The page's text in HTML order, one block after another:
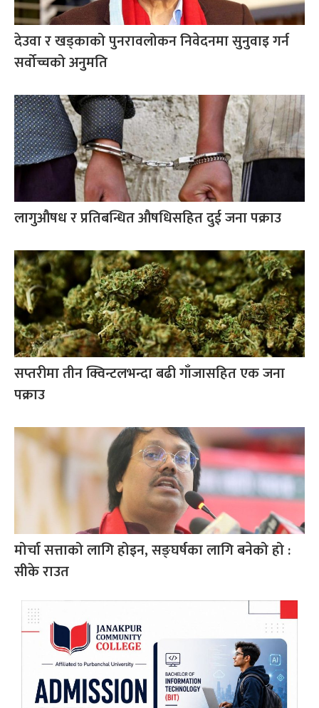
देउवा र खड्काको पुनरावलोकन निवेदनमा सुनुवाइ गर्न
सर्वोच्चको अनुमति
लागुऔषध र प्रतिबन्धित औषधिसहित दुई जना पक्राउ
सप्तरीमा तीन क्विन्टलभन्दा बढी गाँजासहित एक जना
पक्राउ
मोर्चा सत्ताको लागि होइन, सङ्घर्षका लागि बनेको हो :
सीके राउत